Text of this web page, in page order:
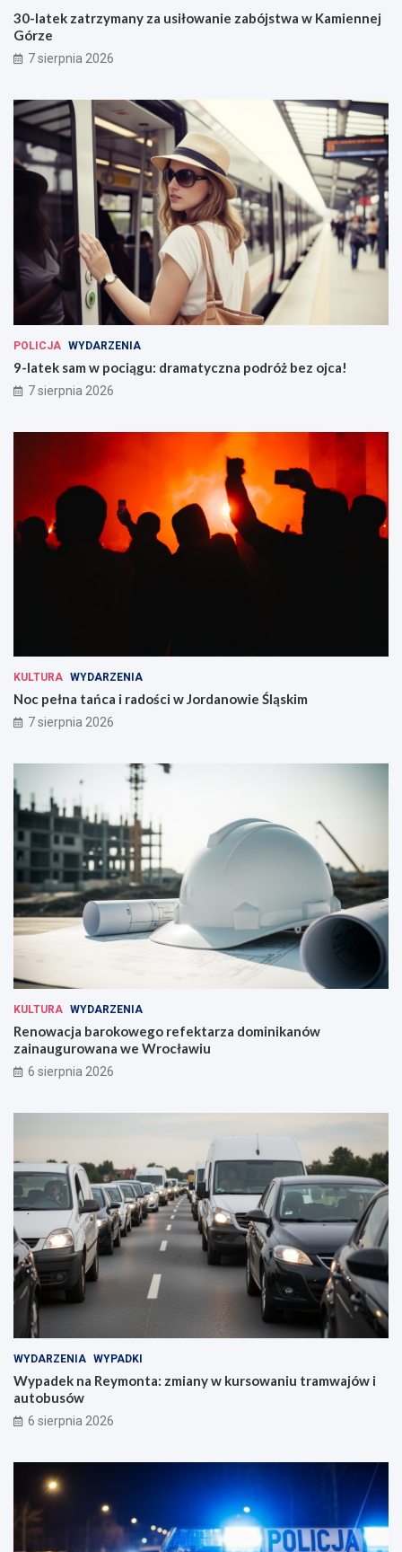
30-latek zatrzymany za usiłowanie zabójstwa w Kamiennej
Górze
7 sierpnia 2026
POLICJA WYDARZENIA
9-latek sam w pociągu: dramatyczna podróż bez ojca!
7 sierpnia 2026
KULTURA WYDARZENIA
Noc pełna tańca i radości w Jordanowie Śląskim
7 sierpnia 2026
KULTURA WYDARZENIA
Renowacja barokowego refektarza dominikanów
zainaugurowana we Wrocławiu
6 sierpnia 2026
WYDARZENIA WYPADKI
Wypadek na Reymonta: zmiany w kursowaniu tramwajów i
autobusów
6 sierpnia 2026